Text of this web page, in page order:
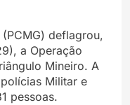
deflagrou,
a Operação
Mineiro. A
Militar e
pessoas.